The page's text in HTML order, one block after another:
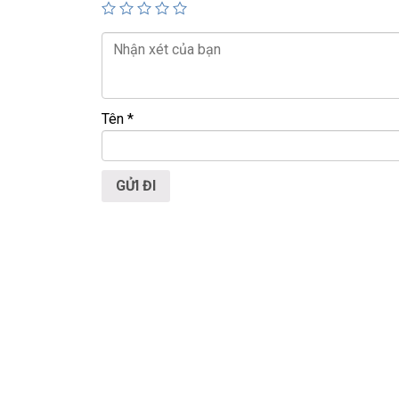
💻LAPTOP TRIỀU PHÁT • UY TÍN • CHẤT
📞Hotline / Zalo:0939.008.008 –
Tên *